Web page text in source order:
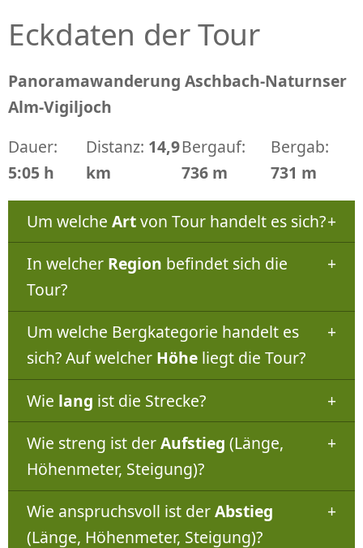
Eckdaten der Tour
Panoramawanderung Aschbach-Naturnser
Alm-Vigiljoch
Dauer:
5:05 h
Distanz: 14,9
km
Bergauf:
736 m
Bergab:
731 m
Um welche Artvon Tour handelt es sich?
In welcher Region befindet sich die
Tour?
Um welche Bergkategorie handelt es
sich? Auf welcher Höheliegt die Tour?
Wie lang ist die Strecke?
Wie streng ist derAufstieg (Länge,
Höhenmeter, Steigung)?
Wie anspruchsvoll ist derAbstieg
(Länge, Höhenmeter, Steigung)?